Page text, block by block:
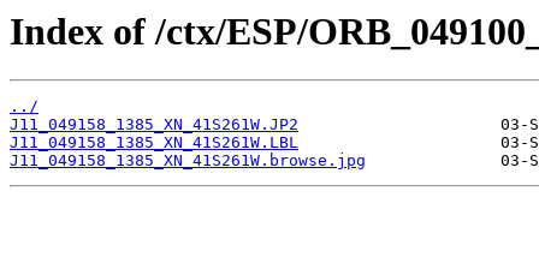
Index of /ctx/ESP/
../
J11_049158_1385_XN_41S261W.JP2
J11_049158_1385_XN_41S261W.LBL
J11_049158_1385_XN_41S261W.browse.jpg